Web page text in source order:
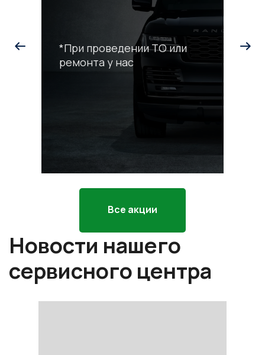
*При проведении ТО или
ремонта у нас
Все акции
Новости нашего
сервисного центра